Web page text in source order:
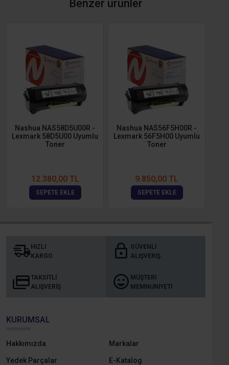
Benzer ürünler
Nashua NAS58D5U00R -
Lexmark 58D5U00 Uyumlu
Toner
12.380,00 TL
SEPETE EKLE
Nashua NAS56F5H00R -
Lexmark 56F5H00 Uyumlu
Toner
9.850,00 TL
SEPETE EKLE
HIZLI
KARGO
GÜVENLI
ALIŞVERIŞ
TAKSITLI
ALIŞVERIŞ
MÜŞTERI
MEMNUNIYETI
KURUMSAL
Hakkımızda Markalar
Yedek Parçalar E-Katalog